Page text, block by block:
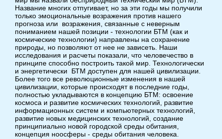
Название многих отпугивает, но за эти годы мы получили
только эмоциональные возражения против нашего
прогноза или возражения, связанные с неверным
пониманием нашей позиции - технологии БТМ (как и
космические технологии) направлены на сохранение
природы, но позволяют от нее не зависеть. Наши
исследования и расчеты показали, что человечество в
принципе способно построить такой мир. Технологически
и энергетически БТМ доступен для нашей цивилизации.
Более того все революционные изменения в нашей
цивилизации, которые происходят в последние годы,
полностью укладываются в концепцию БТМ: освоение
космоса и развитие космических технологий, развитие
информационных систем и компьютерных технологий,
развитие новых медицинских технологий, создание
принципиально новой городской среды обитания,
концепция ноосферы - среды обитания человека.